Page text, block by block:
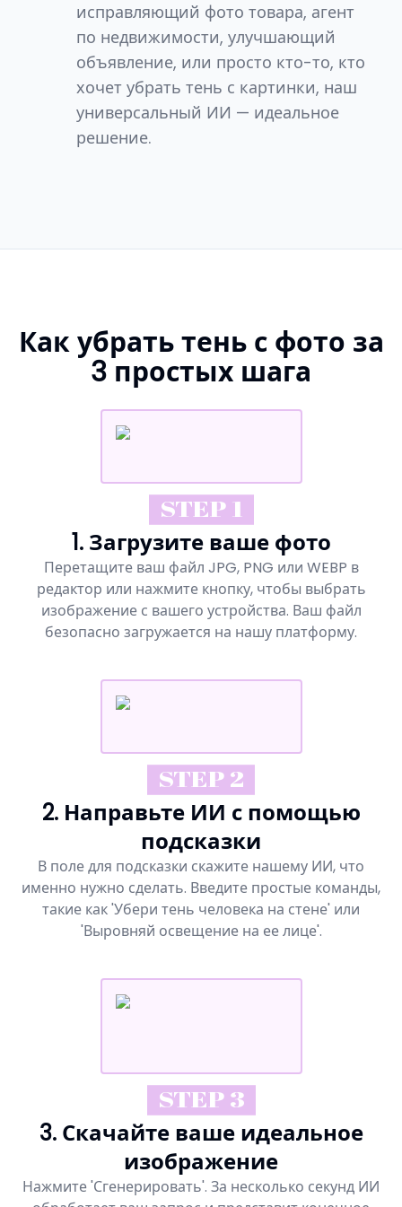
исправляющий фото товара, агент
по недвижимости, улучшающий
объявление, или просто кто-то, кто
хочет убрать тень с картинки, наш
универсальный ИИ — идеальное
решение.
Как убрать тень с фото за
3 простых шага
STEP 1
1. Загрузите ваше фото
Перетащите ваш файл JPG, PNG или WEBP в
редактор или нажмите кнопку, чтобы выбрать
изображение с вашего устройства. Ваш файл
безопасно загружается на нашу платформу.
STEP 2
2. Направьте ИИ с помощью
подсказки
В поле для подсказки скажите нашему ИИ, что
именно нужно сделать. Введите простые команды,
такие как 'Убери тень человека на стене' или
'Выровняй освещение на ее лице'.
STEP 3
3. Скачайте ваше идеальное
изображение
Нажмите 'Сгенерировать'. За несколько секунд ИИ